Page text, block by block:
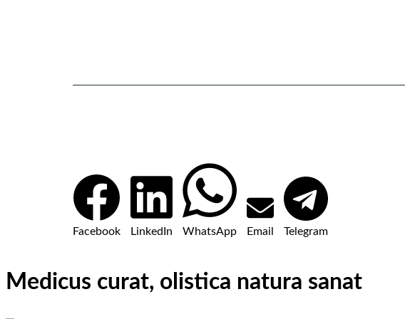
Facebook LinkedIn WhatsApp Email Telegram
Medicus curat, olistica natura sanat